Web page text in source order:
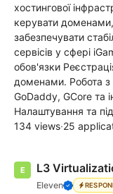
хостингової
керувати
забезпечувати
сервісів у сфері
обов'язки
доменами. Робота
GoDaddy, GCore та
Налаштування та
134 views·25
L3
Eleven